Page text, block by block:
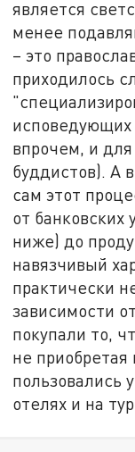
является
менее
– это
приходилось
исповедующих
впрочем, и
буддистов). А
сам этот
от банковских
ниже) до
навязчивый
практически
зависимости
покупали то,
не
пользовались
отелях и на